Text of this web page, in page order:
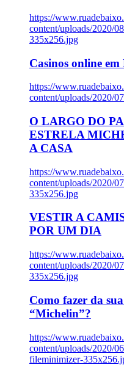
https://
content/uploads/2020/
335x256.jpg
Casinos online
https://
content/uploads/2020/
O LARGO DO
ESTRELA
A CASA
https://
content/uploads/2020/
335x256.jpg
VESTIR A
POR UM DIA
https://
content/uploads/2020/
335x256.jpg
Como fazer da
“Michelin”?
https://
content/uploads/2020/
fileminimizer-